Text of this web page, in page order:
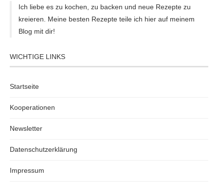
Ich liebe es zu kochen, zu backen und neue Rezepte zu
kreieren. Meine besten Rezepte teile ich hier auf meinem
Blog mit dir!
WICHTIGE LINKS
Startseite
Kooperationen
Newsletter
Datenschutzerklärung
Impressum